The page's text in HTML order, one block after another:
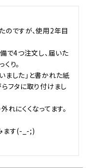
のですが、使用2年目
で4つ注文し、届いた
り。
ました」と書かれた紙
フタに取り付けまし
れにくくなってます。
ます(-_-;)